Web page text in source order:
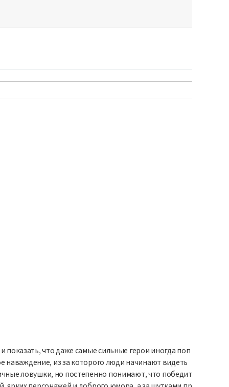
что даже самые сильные герои иногда поп
наваждение, из за которого люди начинают видеть
ловушки, но постепенно понимают, что победит